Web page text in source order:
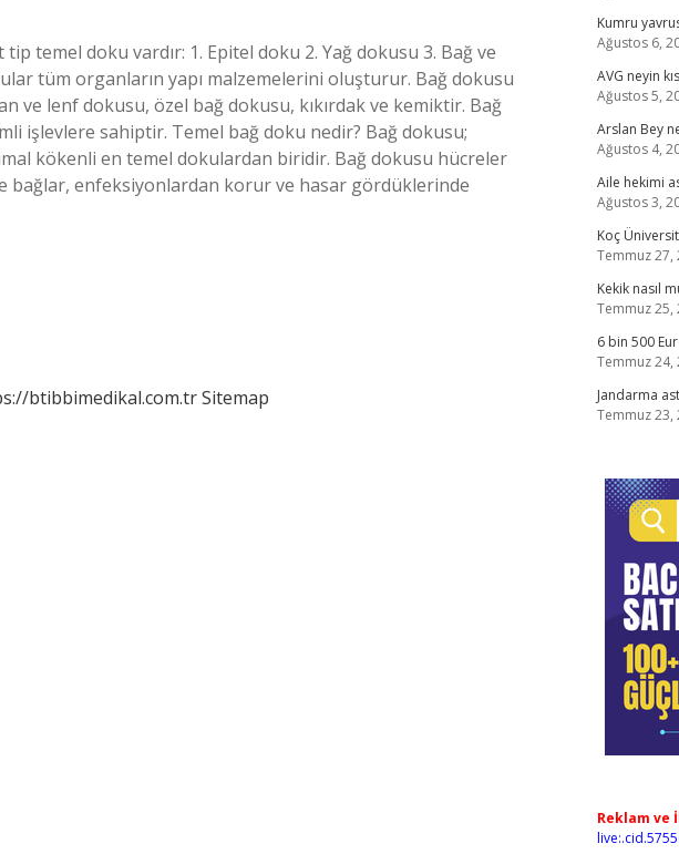
temel doku vardır: 1. Epitel doku 2. Yağ dokusu 3. Bağ ve
tüm organların yapı malzemelerini oluşturur. Bağ dokusu
ve lenf dokusu, özel bağ dokusu, kıkırdak ve kemiktir. Bağ
işlevlere sahiptir. Temel bağ doku nedir? Bağ dokusu;
kökenli en temel dokulardan biridir. Bağ dokusu hücreler
bağlar, enfeksiyonlardan korur ve hasar gördüklerinde
btibbimedikal.com.trSitemap
Kumru
Ağustos 6,
AVG neyin
Ağustos 5,
Arslan Bey
Ağustos 4,
Aile hekimi
Ağustos 3,
Koç
Temmuz 27,
Kekik nasıl
Temmuz 25,
6 bin 500
Temmuz 24,
Jandarma
Temmuz 23,
Reklam ve